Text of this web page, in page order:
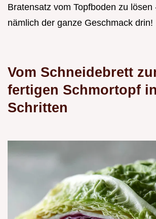
Bratensatz vom Topfboden zu lösen
nämlich der ganze Geschmack drin!
Vom Schneidebrett
fertigen Schmortopf
Schritten